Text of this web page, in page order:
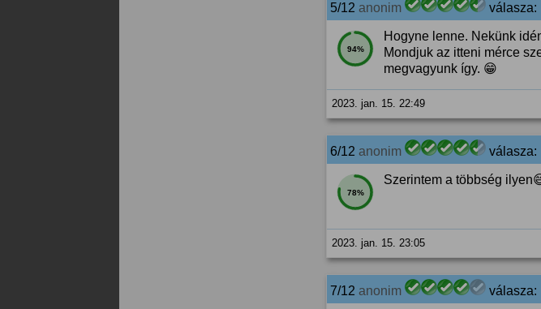
5/12 anonim válasza:
94%
Hogyne lenne. Nekünk
Mondjuk az itteni mérce
megvagyunk így. 😁
2023. jan. 15. 22:49
6/12 anonim válasza:
78%
Szerintem a többség
2023. jan. 15. 23:05
7/12 anonim válasza: